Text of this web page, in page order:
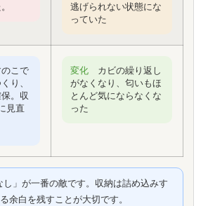
逃げられない状態にな
っていた
こで
り、
。収
見直
変化 カビの繰り返し
がなくなり、匂いもほ
とんど気にならなくな
った
し」が一番の敵です。収納は詰め込みす
余白を残すことが大切です。